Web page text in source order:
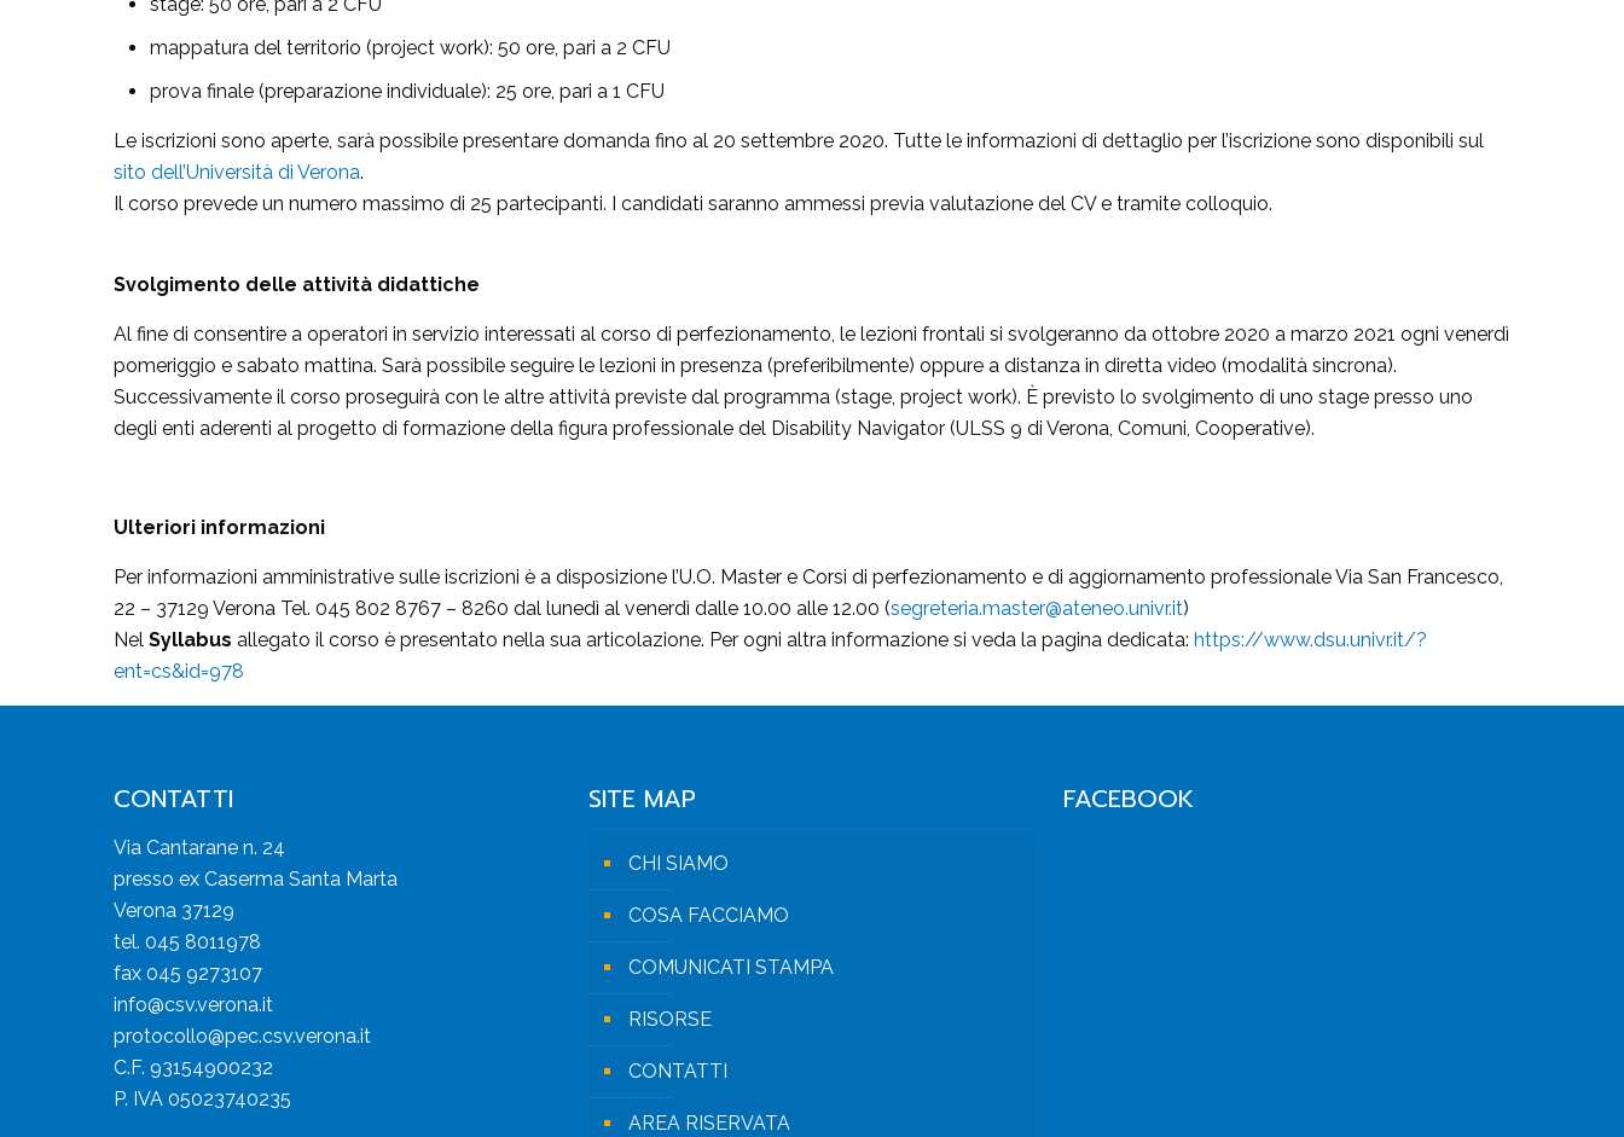
mappatura del territorio (project work): 50 ore, pari a 2 CFU
prova finale (preparazione individuale): 25 ore, pari a 1 CFU
Le iscrizioni sono aperte, sarà possibile presentare domanda fino al 20 settembre 2020. Tutte le informazioni di dettaglio per l’iscrizione sono disponibili sul
sito dell’Università di Verona.
Il corso prevede un numero massimo di 25 partecipanti. I candidati saranno ammessi previa valutazione del CV e tramite colloquio.
Svolgimento delle attività didattiche
Al fine di consentire a operatori in servizio interessati al corso di perfezionamento, le lezioni frontali si svolgeranno da ottobre 2020 a marzo 2021 ogni venerdì
pomeriggio e sabato mattina. Sarà possibile seguire le lezioni in presenza (preferibilmente) oppure a distanza in diretta video (modalità sincrona).
Successivamente il corso proseguirà con le altre attività previste dal programma (stage, project work). È previsto lo svolgimento di uno stage presso uno
degli enti aderenti al progetto di formazione della figura professionale del Disability Navigator (ULSS 9 di Verona, Comuni, Cooperative).
Ulteriori informazioni
Per informazioni amministrative sulle iscrizioni è a disposizione l’U.O. Master e Corsi di perfezionamento e di aggiornamento professionale Via San Francesco,
22 – 37129 Verona Tel. 045 802 8767 – 8260 dal lunedì al venerdì dalle 10.00 alle 12.00 (segreteria.master@ateneo.univr.it)
Nel Syllabus allegato il corso è presentato nella sua articolazione. Per ogni altra informazione si veda la pagina dedicata: https://www.dsu.univr.it/?
ent=cs&id=978
CONTATTI
Via Cantarane n. 24
presso ex Caserma Santa Marta
Verona 37129
tel. 045 8011978
fax 045 9273107
info@csv.verona.it
protocollo@pec.csv.verona.it
C.F. 93154900232
P. IVA 05023740235
SITE MAP
CHI SIAMO
COSA FACCIAMO
COMUNICATI STAMPA
RISORSE
CONTATTI
AREA RISERVATA
FACEBOOK